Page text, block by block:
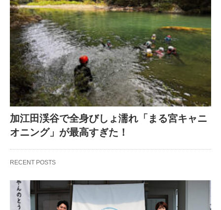
加江田渓谷で全身びしょ濡れ「まる宮キャニ
オニング」が最高すぎた！
RECENT POSTS